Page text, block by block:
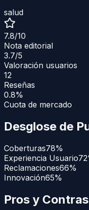
salud
7.8/10
Nota editorial
3.7/5
Valoración usuarios
12
Reseñas
0.8%
Cuota de mercado
Desglose de
Coberturas78%
Experiencia Usuario72
Reclamaciones66%
Innovación65%
Pros y Contras